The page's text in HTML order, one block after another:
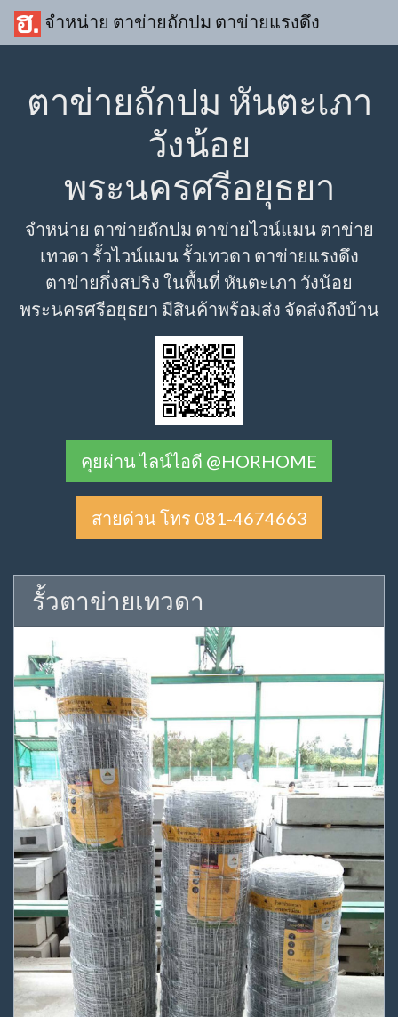
จำหน่าย ตาข่ายถักปม ตาข่ายแรงดึง
ตาข่ายถักปม หันตะเภา
วังน้อย
พระนครศรีอยุธยา
จำหน่าย ตาข่ายถักปม ตาข่ายไวน์แมน ตาข่าย
เทวดา รั้วไวน์แมน รั้วเทวดา ตาข่ายแรงดึง
ตาข่ายกึ่งสปริง ในพื้นที่ หันตะเภา วังน้อย
พระนครศรีอยุธยา มีสินค้าพร้อมส่ง จัดส่งถึงบ้าน
คุยผ่าน ไลน์ไอดี @HORHOME
สายด่วน โทร 081-4674663
รั้วตาข่ายเทวดา